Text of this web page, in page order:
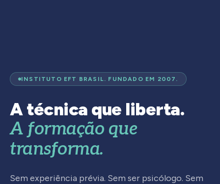
INSTITUTO EFT BRASIL. FUNDADO EM 2007.
A técnica que liberta.
A formação que
transforma.
Sem experiência prévia. Sem ser psicólogo. Sem